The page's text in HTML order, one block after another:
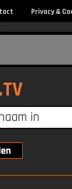
Privacy &